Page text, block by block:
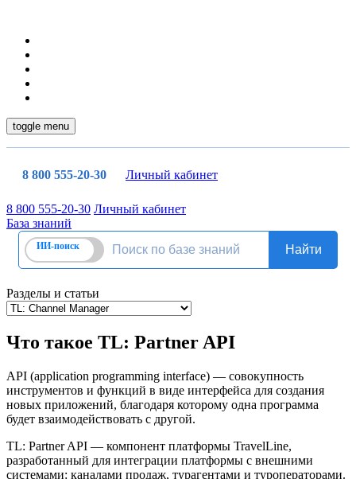
toggle menu
8 800 555-20-30 Личный кабинет
8 800 555-20-30 Личный кабинет
База знаний
Разделы и статьи
Что такое TL: Partner API
API (application programming interface) — совокупность
инструментов и функций в виде интерфейса для создания
новых приложений, благодаря которому одна программа
будет взаимодействовать с другой.
TL: Partner API — компонент платформы TravelLine,
разработанный для интеграции платформы с внешними
системами: каналами продаж, турагентами и туроператорами.